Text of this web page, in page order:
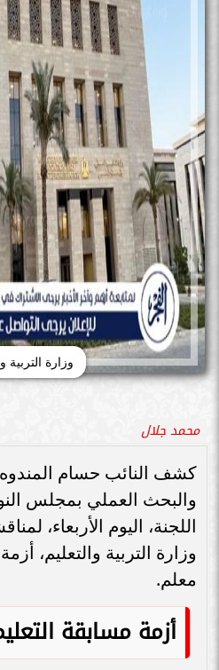
وزارة التربية
محمد جلال
كشف النائب حسام
والبحث العملي بمجلس
اللجنة، اليوم الأربعاء،
معلم.
أزمة مسابقة